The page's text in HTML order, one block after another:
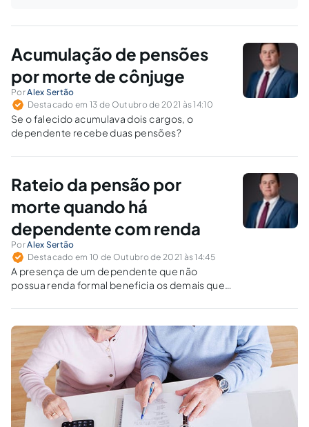
Acumulação de pensões
por morte de cônjuge
PorAlex Sertão
Destacado em 13 de Outubro de 2021 às 14:10
Se o falecido acumulava dois cargos, o
dependente recebe duas pensões?
Rateio da pensão por
morte quando há
dependente com renda
PorAlex Sertão
Destacado em 10 de Outubro de 2021 às 14:45
A presença de um dependente que não
possua renda formal beneficia os demais que
pelo menos um salário-mínimo?